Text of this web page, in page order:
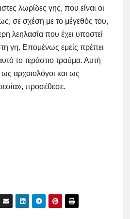
λωρίδες γης, που είναι οι
σε σχέση με το μέγεθός του,
λεηλασία που έχει υποστεί
γη. Επομένως εμείς πρέπει
το τεράστιο τραύμα. Αυτή
ως αρχαιολόγοι και ως
προσέθεσε.